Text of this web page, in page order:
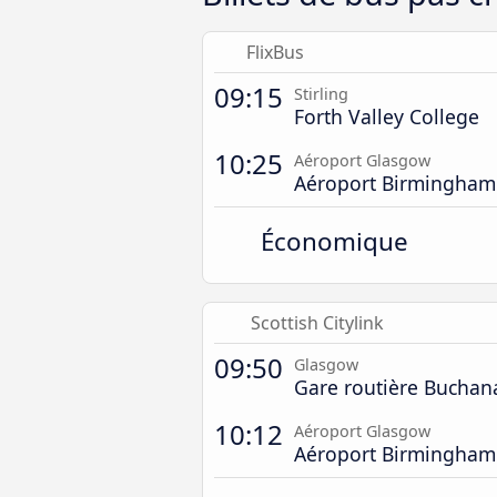
FlixBus
09:15 Stirling
Forth Valley College
10:25 Aéroport Glasgow
Aéroport Birmingham
Économique
Scottish Citylink
09:50 Glasgow
Gare routière
10:12 Aéroport Glasgow
Aéroport Birmingham